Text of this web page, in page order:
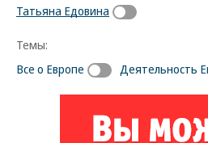
Татьяна Едовина
Темы:
Все о Европе
Деятельность